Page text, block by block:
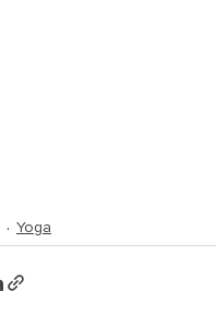
Yoga